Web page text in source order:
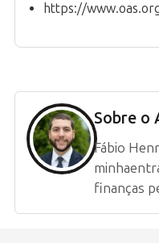
https://
Sobre o
Fábio
finanças